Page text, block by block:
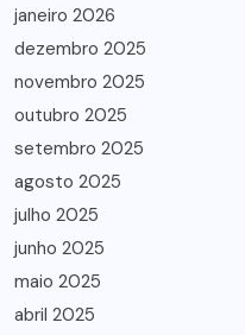
janeiro 2026
dezembro 2025
novembro 2025
outubro 2025
setembro 2025
agosto 2025
julho 2025
junho 2025
maio 2025
abril 2025